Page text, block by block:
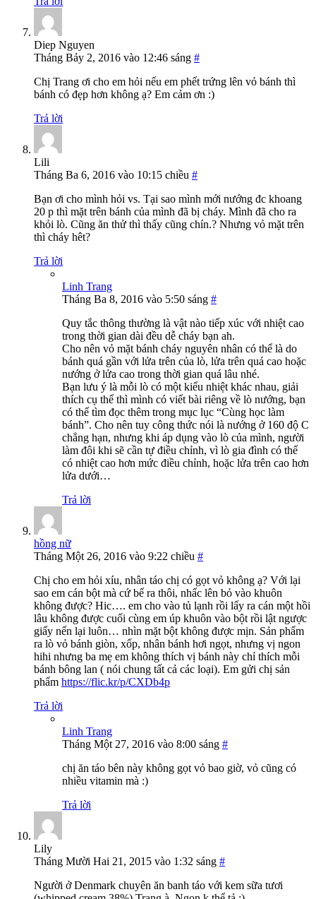
Diep Nguyen
Tháng Bảy 2, 2016 vào 12:46 sáng #
Chị Trang ơi cho em hỏi nếu em phết trứng lên vỏ bánh thì
bánh có đẹp hơn không ạ? Em cảm ơn :)
Trả lời
Lili
Tháng Ba 6, 2016 vào 10:15 chiều #
Bạn ơi cho mình hỏi vs. Tại sao mình mới nướng đc khoang
20 p thì mặt trên bánh của mình đã bị cháy. Mình đã cho ra
khỏi lò. Cũng ăn thử thì thấy cũng chín.? Nhưng vỏ mặt trên
thì cháy hêt?
Trả lời
Linh Trang
Tháng Ba 8, 2016 vào 5:50 sáng #
Quy tắc thông thường là vật nào tiếp xúc với nhiệt cao
trong thời gian dài đều dễ cháy bạn ah.
Cho nên vỏ mặt bánh cháy nguyên nhân có thể là do
bánh quá gần với lửa trên của lò, lửa trên quá cao hoặc
nướng ở lửa cao trong thời gian quá lâu nhé.
Bạn lưu ý là mỗi lò có một kiểu nhiệt khác nhau, giải
thích cụ thể thì mình có viết bài riêng về lò nướng, bạn
có thể tìm đọc thêm trong mục lục “Cùng học làm
bánh”. Cho nên tuy công thức nói là nướng ở 160 độ C
chẳng hạn, nhưng khi áp dụng vào lò của mình, người
làm đôi khi sẽ cần tự điều chỉnh, vì lò gia đình có thể
có nhiệt cao hơn mức điều chỉnh, hoặc lửa trên cao hơn
lửa dưới…
Trả lời
hồng nữ
Tháng Một 26, 2016 vào 9:22 chiều #
Chị cho em hỏi xíu, nhân táo chị có gọt vỏ không ạ? Với lại
sao em cán bột mà cứ bể ra thôi, nhấc lên bỏ vào khuôn
không được? Hic…. em cho vào tủ lạnh rồi lấy ra cán một hồi
lâu không được cuối cùng em úp khuôn vào bột rồi lật ngược
giấy nến lại luôn… nhìn mặt bột không được mịn. Sản phẩm
ra lò vỏ bánh giòn, xốp, nhân bánh hơi ngọt, nhưng vị ngon
hihi nhưng ba mẹ em không thích vị bánh này chỉ thích mỗi
bánh bông lan ( nói chung tất cả các loại). Em gửi chị sản
phẩm https://flic.kr/p/CXDb4p
Trả lời
Linh Trang
Tháng Một 27, 2016 vào 8:00 sáng #
chị ăn táo bên này không gọt vỏ bao giờ, vỏ cũng có
nhiều vitamin mà :)
Trả lời
Lily
Tháng Mười Hai 21, 2015 vào 1:32 sáng #
Người ở Denmark chuyên ăn banh táo với kem sữa tươi